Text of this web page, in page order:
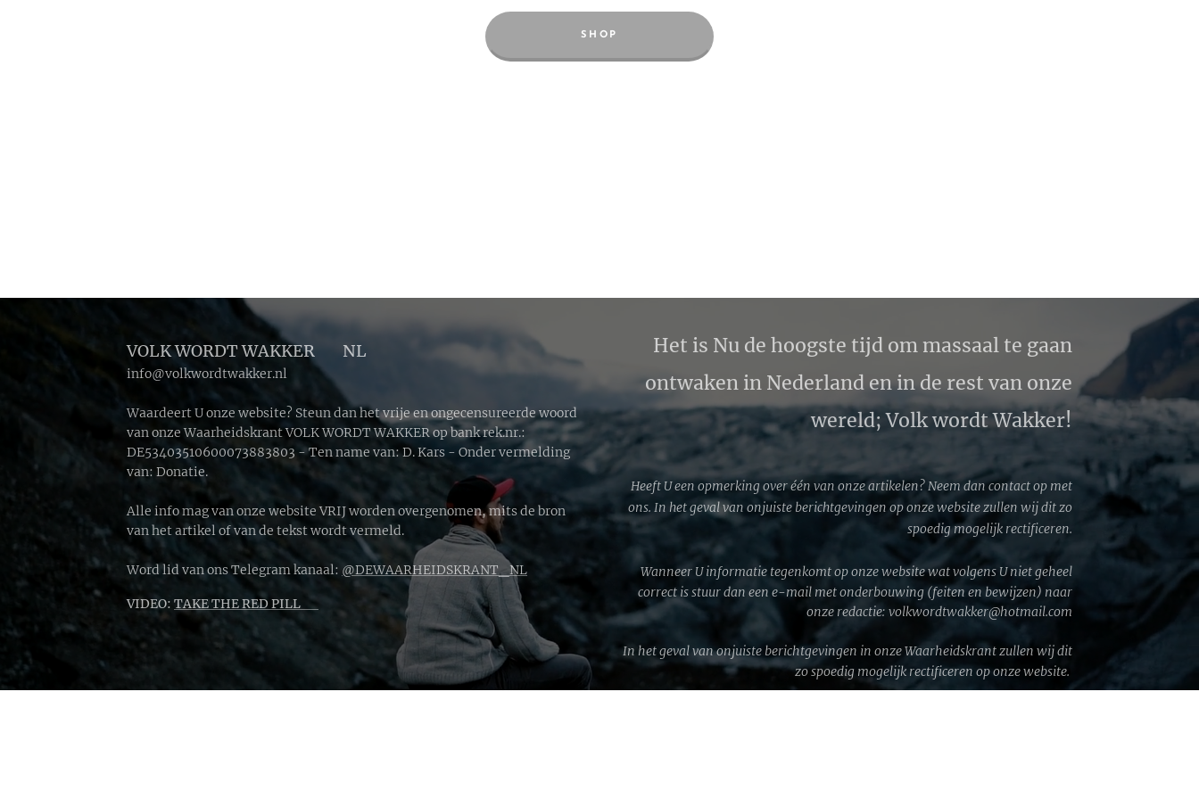
SHOP
VOLK WORDT WAKKER 🔴 NL
info@volkwordtwakker.nl
Waardeert U onze website? Steun dan het vrije en ongecensureerde woord
van onze Waarheidskrant VOLK WORDT WAKKER op bank rek.nr.:
DE53403510600073883803 - Ten name van: D. Kars - Onder vermelding
van: Donatie.
Alle info mag van onze website VRIJ worden overgenomen, mits de bron
van het artikel of van de tekst wordt vermeld.
Word lid van ons Telegram kanaal: @DEWAARHEIDSKRANT_NL
VIDEO: TAKE THE RED PILL 🔴
Het is Nu de hoogste tijd om massaal te gaan
ontwaken in Nederland en in de rest van onze
wereld; Volk wordt Wakker!
Heeft U een opmerking over één van onze artikelen? Neem dan contact op met
ons. In het geval van onjuiste berichtgevingen op onze website zullen wij dit zo
spoedig mogelijk rectificeren.
Wanneer U informatie tegenkomt op onze website wat volgens U niet geheel
correct is stuur dan een e-mail met onderbouwing (feiten en bewijzen) naar
onze redactie: volkwordtwakker@hotmail.com
In het geval van onjuiste berichtgevingen in onze Waarheidskrant zullen wij dit
zo spoedig mogelijk rectificeren op onze website.